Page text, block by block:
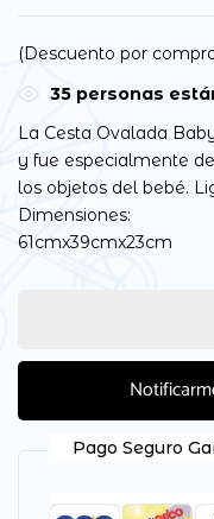
(Descuento por
35 personas
La Cesta Ovalada
y fue especialmente
los objetos del bebé.
Dimensiones:
61cmx39cmx23cm
Pago Seguro